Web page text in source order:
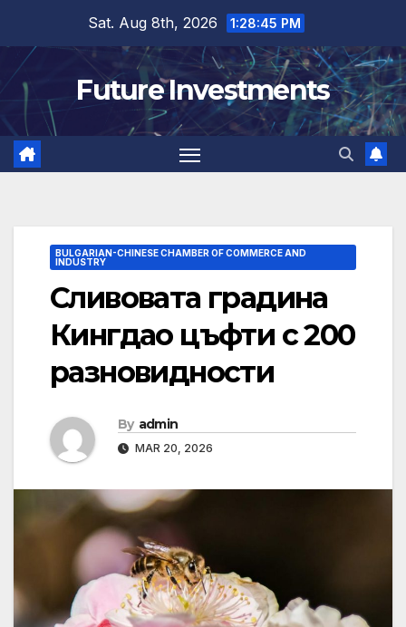
content
Sat. Aug 8th, 2026 1:28:46 PM
Future Investments
BULGARIAN-CHINESE CHAMBER OF COMMERCE AND
INDUSTRY
Сливовата градина
Кингдао цъфти с 200
разновидности
By admin
MAR 20, 2026